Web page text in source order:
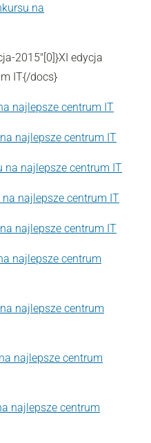
na
2015″[0]}XI edycja
IT{/docs}
najlepsze centrum IT
najlepsze centrum IT
na najlepsze centrum IT
najlepsze centrum IT
najlepsze centrum IT
najlepsze centrum
najlepsze centrum
najlepsze centrum
najlepsze centrum